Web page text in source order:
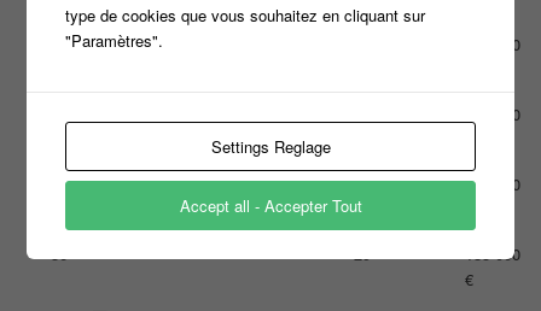
33
203 000
202 000
35
42
189 000
36
29
185 000
€
type de cookies que vous souhaitez en cliquant sur
"Paramètres".
Settings Reglage
Accept all - Accepter Tout